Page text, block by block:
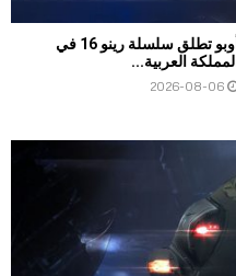
أوبو تطلق سلسلة رينو 16 في
المملكة العربية...
2026-08-06